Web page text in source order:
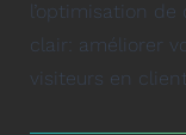
l’optimisation
clair: améliorer
visiteurs en